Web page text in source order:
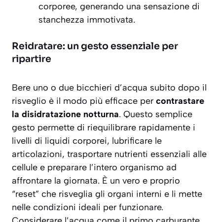
corporee, generando una sensazione di
stanchezza immotivata.
Reidratare: un gesto essenziale per
ripartire
Bere uno o due bicchieri d’acqua subito dopo il
risveglio è il modo più efficace per contrastare
la disidratazione notturna. Questo semplice
gesto permette di riequilibrare rapidamente i
livelli di liquidi corporei, lubrificare le
articolazioni, trasportare nutrienti essenziali alle
cellule e preparare l’intero organismo ad
affrontare la giornata. È un vero e proprio
“reset” che risveglia gli organi interni e li mette
nelle condizioni ideali per funzionare.